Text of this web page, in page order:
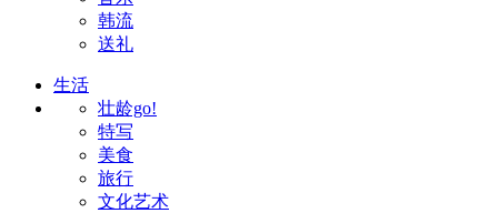
韩流
送礼
生活
壮龄go!
特写
美食
旅行
文化艺术